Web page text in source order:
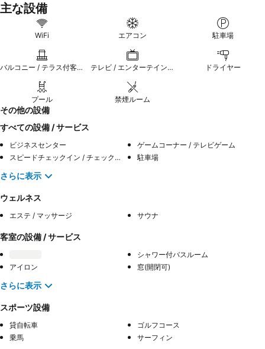
のジュース、贅沢なデザートを一貫して高く評価しています。心か
ら穏やかな体験をするには、自然光がたっぷり入る部屋をリクエス
トし、安らかな夜の睡眠のために夕方に蚊よけスプレーをしてもら
主な設備
WiFi エアコン 駐車場
バルコニー / テラス付客室 テレビ / エンターテインメント ドライヤー
プール 禁煙ルーム
その他の設備
すべての設備 / サービス
ビジネスセンター
ゲームコーナー / テレビゲーム
スピードチェックイン / チェックアウト
駐車場
さらに表示
ウェルネス
エステ / マッサージ サウナ
客室の設備 / サービス
シャワー付バスルーム
アイロン
窓(開閉可)
さらに表示
スポーツ設備
貸自転車
ゴルフコース
乗馬
サーフィン